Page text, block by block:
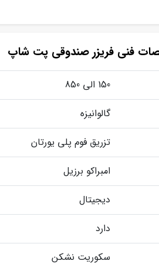
فنی فریزر صندوقی پت شاپ
150 الی 850
گالوانیزه
تزریق فوم پلی یورتان
امبراکو برزیل
دیجیتال
دارد
سکوریت نشکن